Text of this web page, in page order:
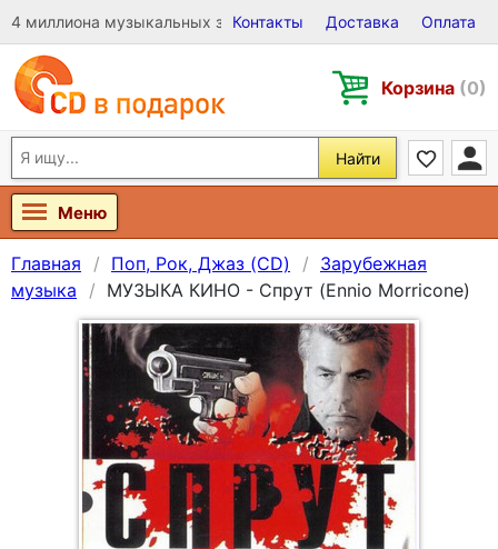
4 миллиона музыкальных записей на Виниле, CD и DVD
Контакты Доставка Оплата
Корзина (0)
Найти
Меню
Главная Поп, Рок, Джаз (CD)
Зарубежная
музыка
МУЗЫКА КИНО - Спрут (Ennio Morricone)